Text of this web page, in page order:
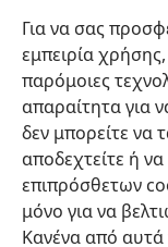
Για να σας
εμπειρία
παρόμοιες
απαραίτητα για
δεν μπορείτε να
αποδεχτείτε ή
επιπρόσθετων
μόνο για να
Κανένα από αυτά
προσοχή σε ό,τι
διδασκαλία σου.+
πράγματα, γιατί
εαυτό σου και
Ελληνική